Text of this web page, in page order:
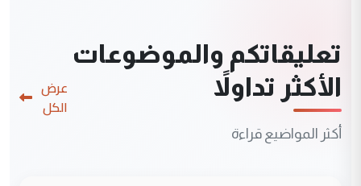
تعليقاتكم والموضوعات
الأكثر تداولاً
أكثر المواضيع قراءة
عرض
الكل